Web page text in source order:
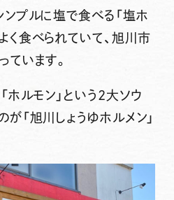
ンプルに塩で食べる「塩ホ
く食べられていて、旭川市
ています。
ホルモン」という2大ソウ
が 「旭川しょうゆホルメン」